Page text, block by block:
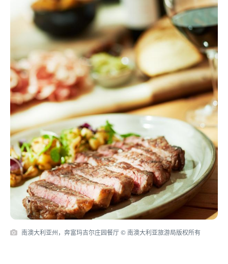
南澳大利亚州，奔富玛吉尔庄园餐厅 © 南澳大利亚旅游局版权所有